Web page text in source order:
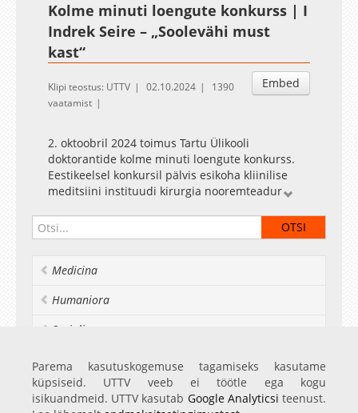
Kolme minuti loengute konkurss | I
Indrek Seire – „Soolevähi must
kast“
Embed
Klipi teostus: UTTV 02.10.2024
1390
vaatamist
2. oktoobril 2024 toimus Tartu Ülikooli
doktorantide kolme minuti loengute konkurss.
Eestikeelsel konkursil pälvis esikoha kliinilise
meditsiini instituudi kirurgia nooremteadur
Loe konkursi kohta lähemalt ülikooli kodulehelt:
konkursid
Medicina
Humaniora
Socialia
Realia et naturalia
Ülikoolist veel
Parema kasutuskogemuse tagamiseks kasutame
küpsiseid. UTTV veeb ei töötle ega kogu
isikuandmeid. UTTV kasutab Google Analyticsi teenust.